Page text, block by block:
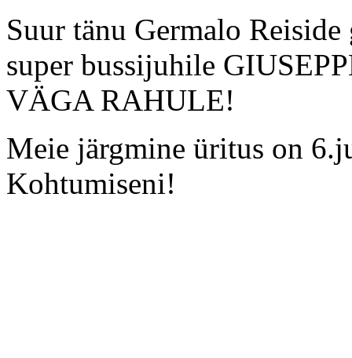
Suur tänu Germalo
super bussijuhile
VÄGA RAHULE!
Meie järgmine üritus on
Kohtumiseni!